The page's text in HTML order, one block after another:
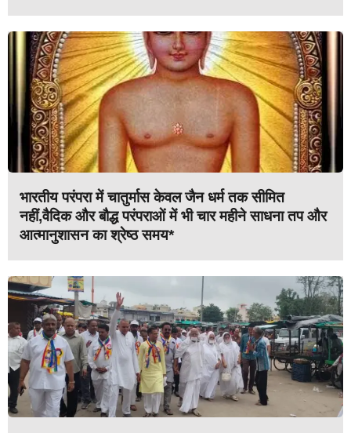
भारतीय परंपरा में चातुर्मास केवल जैन धर्म तक सीमित
नहीं,वैदिक और बौद्ध परंपराओं में भी चार महीने साधना तप और
आत्मानुशासन का श्रेष्ठ समय*